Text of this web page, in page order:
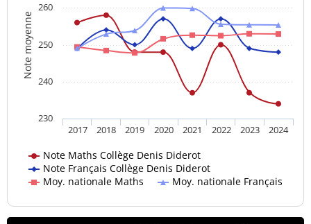
Note moyenne
Note Maths Collège Denis Diderot
Note Français Collège Denis Diderot
Moy. nationale Maths
Moy. nationale Français
2017 2018 2019 2020 2021 2022 2023 2024
230
240
250
260